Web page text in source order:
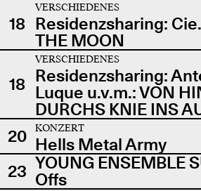
18
VERSCHIEDENES
Residenzsharing:
THE MOON
18
VERSCHIEDENES
Residenzsharing:
Luque u.v.m.: VON
DURCHS KNIE INS
20
KONZERT
Hells Metal Army
23 YOUNG ENSEMBLE
Offs